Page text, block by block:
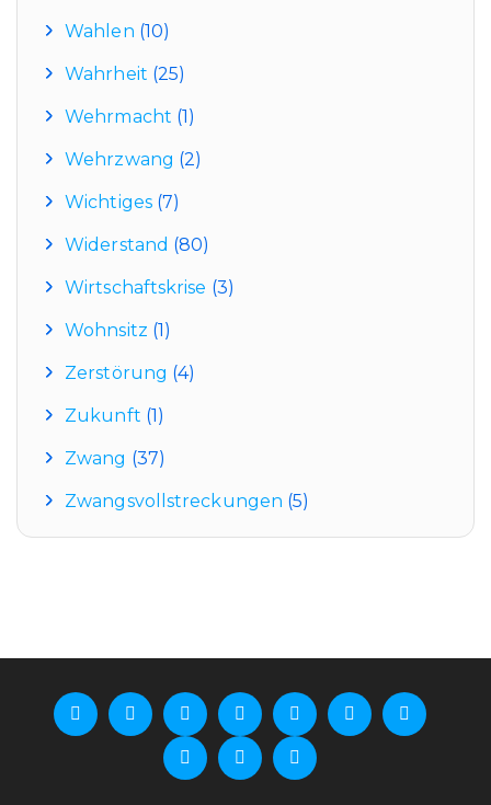
Wahlen (10)
Wahrheit (25)
Wehrmacht (1)
Wehrzwang (2)
Wichtiges(7)
Widerstand (80)
Wirtschaftskrise (3)
Wohnsitz (1)
Zerstörung (4)
Zukunft (1)
Zwang (37)
Zwangsvollstreckungen (5)